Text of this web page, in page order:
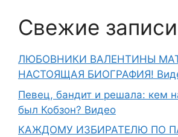
Свежие записи
ЛЮБОВНИКИ ВАЛЕНТИНЫ
НАСТОЯЩАЯ БИОГРАФИЯ!
Певец, бандит и решала: кем
был Кобзон? Видео
КАЖДОМУ ИЗБИРАТЕЛЮ ПО